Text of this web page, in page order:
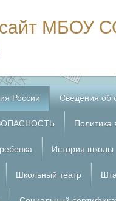
МБОУ
России Сведения об
Политика
История школы
Школьный театр